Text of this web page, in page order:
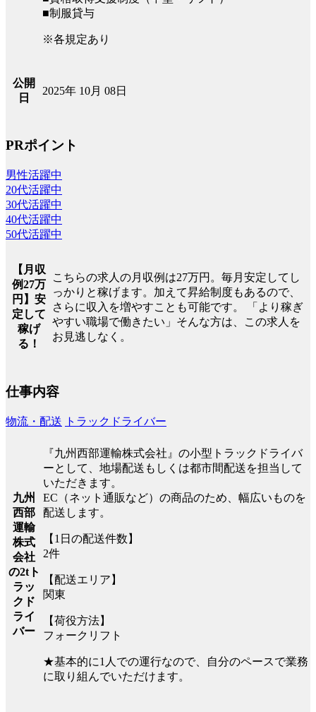
■制服貸与
※各規定あり
公開
日
2025年 10月 08日
PRポイント
男性活躍中
20代活躍中
30代活躍中
40代活躍中
50代活躍中
【月収
例27万
円】安
定して
稼げ
る！
こちらの求人の月収例は27万円。毎月安定してし
っかりと稼げます。加えて昇給制度もあるので、
さらに収入を増やすことも可能です。 「より稼ぎ
やすい職場で働きたい」そんな方は、この求人を
お見逃しなく。
仕事内容
物流・配送 トラックドライバー
九州
西部
運輸
株式
会社
の2tト
ラッ
クド
ライ
バー
『九州西部運輸株式会社』の小型トラックドライバ
ーとして、地場配送もしくは都市間配送を担当して
いただきます。
EC（ネット通販など）の商品のため、幅広いものを
配送します。
【1日の配送件数】
2件
【配送エリア】
関東
【荷役方法】
フォークリフト
★基本的に1人での運行なので、自分のペースで業務
に取り組んでいただけます。